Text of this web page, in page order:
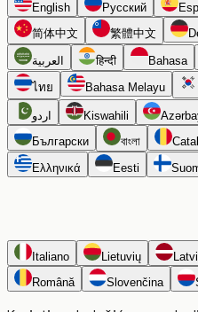
English Русский
简体中文
繁體中文
العربية हिन्दी Bahasa
ไทย
Bahasa Melayu
اردو Kiswahili
Български
বাংলা
Ελληνικά
Eesti
Italiano Lietuvių
Română
Slovenčina